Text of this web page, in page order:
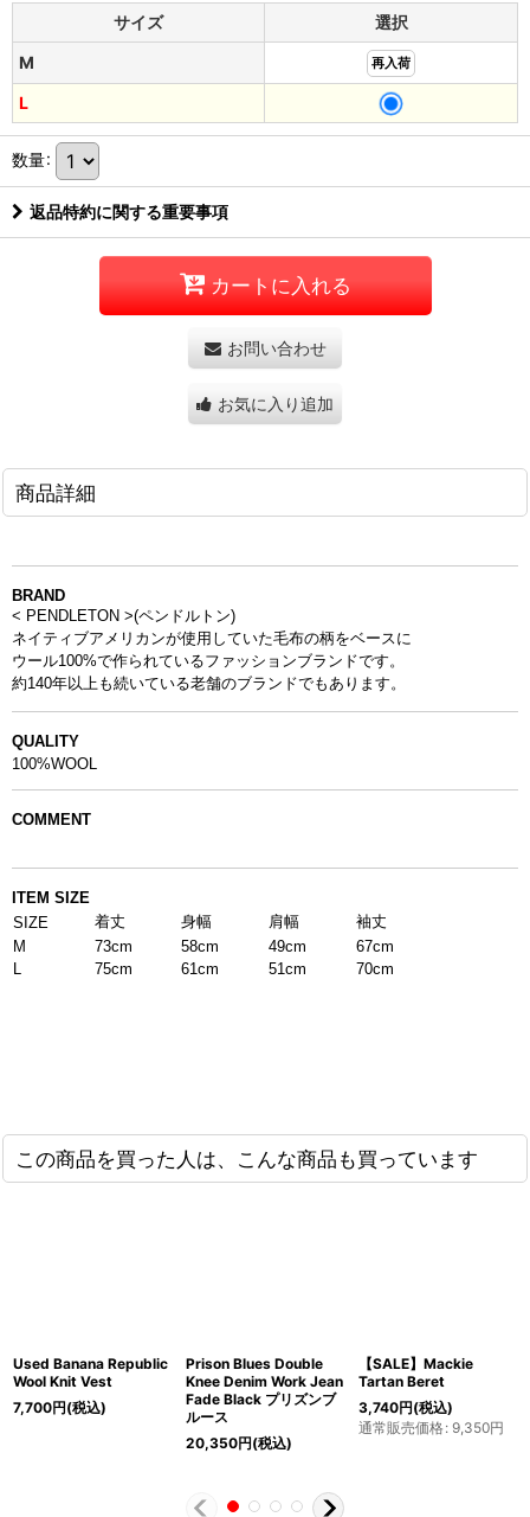
サイズ
選択
M
再入荷
L
数量:
返品特約に関する重要事項
カートに入れる
お問い合わせ
お気に入り追加
商品詳細
BRAND
< PENDLETON >(ペンドルトン)
ネイティブアメリカンが使用していた毛布の柄をベースに
ウール100%で作られているファッションブランドです。
約140年以上も続いている老舗のブランドでもあります。
QUALITY
100%WOOL
COMMENT
ITEM SIZE
SIZE
着丈 身幅 肩幅
袖丈
M
73cm 58cm 49cm
67cm
75cm 61cm 51cm 70cm
この商品を買った人は、こんな商品も買っています
Used Banana Republic
Wool Knit Vest
7,700円(税込)
Prison Blues Double
Knee Denim Work Jean
Fade Black プリズンブ
ルース
20,350円(税込)
【SALE】Mackie
Tartan Beret
3,740円(税込)
通常販売価格: 9,350円